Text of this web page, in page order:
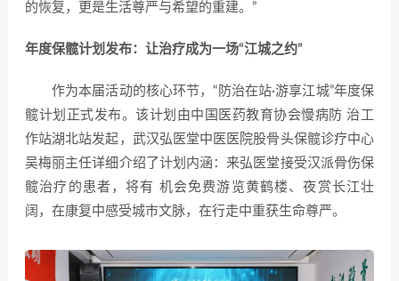
的恢复，更是生活尊严与希望的重建。”
年度保髋计划发布：让治疗成为一场“江城之约”
作为本届活动的核心环节，“防治在站·游享江城”年度保
髋计划正式发布。该计划由中国医药教育协会慢病防 治工
作站湖北站发起，武汉弘医堂中医医院股骨头保髋诊疗中心
吴梅丽主任详细介绍了计划内涵：来弘医堂接受汉派骨伤保
髋治疗的患者，将有 机会免费游览黄鹤楼、夜赏长江壮
阔，在康复中感受城市文脉，在行走中重获生命尊严。